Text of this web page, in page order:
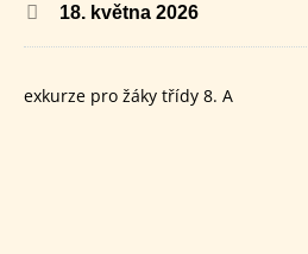
18. května 2026
exkurze pro žáky třídy 8. A